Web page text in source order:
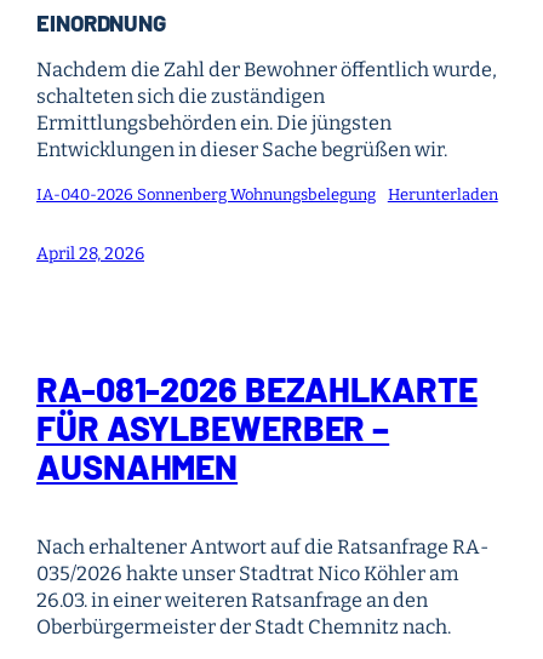
EINORDNUNG
Nachdem die Zahl der Bewohner öffentlich wurde,
schalteten sich die zuständigen
Ermittlungsbehörden ein. Die jüngsten
Entwicklungen in dieser Sache begrüßen wir.
IA-040-2026 Sonnenberg Wohnungsbelegung Herunterladen
April 28, 2026
RA-081-2026 BEZAHLKARTE
FÜR ASYLBEWERBER –
AUSNAHMEN
Nach erhaltener Antwort auf die Ratsanfrage RA-
035/2026 hakte unser Stadtrat Nico Köhler am
26.03. in einer weiteren Ratsanfrage an den
Oberbürgermeister der Stadt Chemnitz nach.